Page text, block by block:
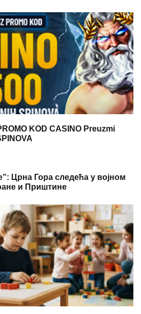
KOD CASINO Preuzmi
Црна Гора следећа у војном
и Приштине